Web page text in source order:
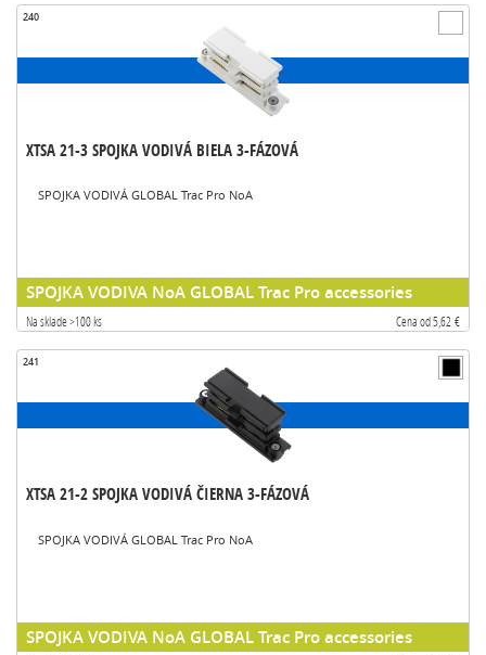
240
XTSA 21-3 SPOJKA VODIVÁ BIELA 3-FÁZOVÁ
SPOJKA VODIVÁ GLOBAL Trac Pro NoA
SPOJKA VODIVA NoA GLOBAL Trac Pro accessories
Na sklade >100 ks Cena od 5,62 €
241
XTSA 21-2 SPOJKA VODIVÁ ČIERNA 3-FÁZOVÁ
SPOJKA VODIVÁ GLOBAL Trac Pro NoA
SPOJKA VODIVA NoA GLOBAL Trac Pro accessories